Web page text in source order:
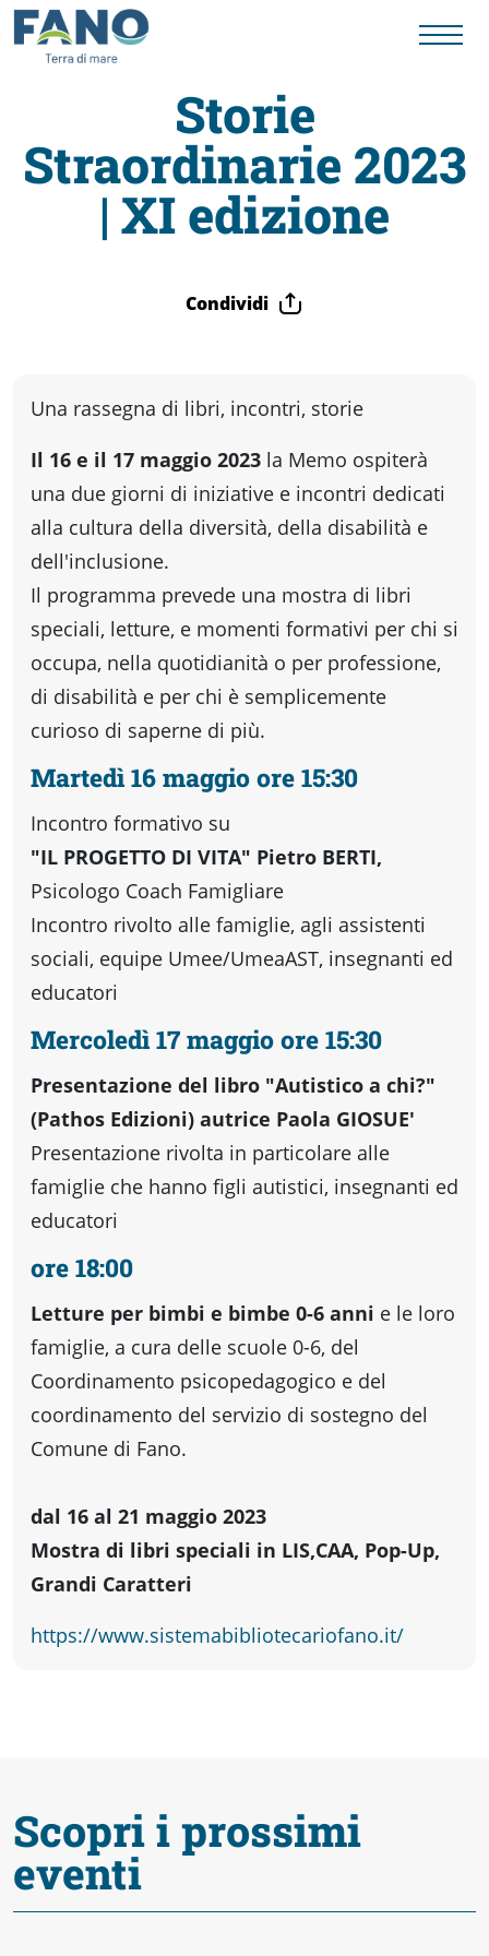
Fano
Visit
da
fare
Percorsi
storici
Enogastronomia
Informazioni
Guide
Fano
Accessibili
Storie
Straordinarie 2023
| XI edizione
Condividi
Una rassegna di libri, incontri, storie
Il 16 e il 17 maggio 2023 la Memo ospiterà
una due giorni di iniziative e incontri dedicati
alla cultura della diversità, della disabilità e
dell'inclusione.
Il programma prevede una mostra di libri
speciali, letture, e momenti formativi per chi si
occupa, nella quotidianità o per professione,
di disabilità e per chi è semplicemente
curioso di saperne di più.
Martedì 16 maggio ore 15:30
Incontro formativo su
"IL PROGETTO DI VITA" Pietro BERTI,
Psicologo Coach Famigliare
Incontro rivolto alle famiglie, agli assistenti
sociali, equipe Umee/UmeaAST, insegnanti ed
educatori
Mercoledì 17 maggio ore 15:30
Presentazione del libro "Autistico a chi?"
(Pathos Edizioni) autrice Paola GIOSUE'
Presentazione rivolta in particolare alle
famiglie che hanno figli autistici, insegnanti ed
educatori
ore 18:00
Letture per bimbi e bimbe 0-6 anni e le loro
famiglie, a cura delle scuole 0-6, del
Coordinamento psicopedagogico e del
coordinamento del servizio di sostegno del
Comune di Fano.
dal 16 al 21 maggio 2023
Mostra di libri speciali in LIS,CAA, Pop-Up,
Grandi Caratteri
https://www.sistemabibliotecariofano.it/
Scopri i prossimi
eventi